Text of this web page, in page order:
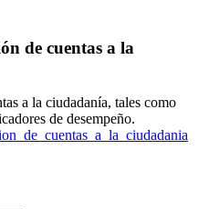
de cuentas a la
a la ciudadanía, tales como
de desempeño.